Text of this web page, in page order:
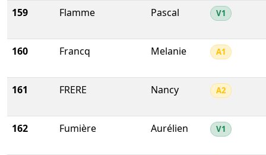
159 Flamme Pascal V1
160 Francq Melanie A1
161 FRERE Nancy A2
162 Fumière Aurélien V1